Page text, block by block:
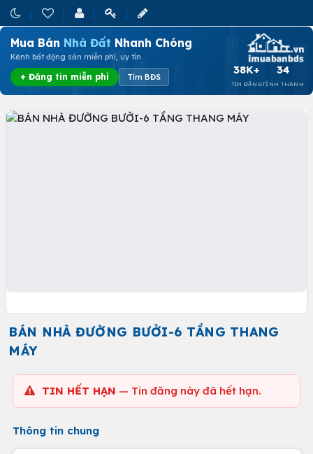
Mua Bán Nhà Đất Nhanh Chóng
Kênh bất động sản miễn phí, uy tín
+ Đăng tin miễn phí Tìm BĐS
38K+
TIN ĐĂNG
34
TỈNH THÀNH
BÁN NHÀ ĐƯỜNG BƯỞI-6 TẦNG THANG
MÁY
TIN HẾT HẠN — Tin đăng này đã hết hạn.
Thông tin chung